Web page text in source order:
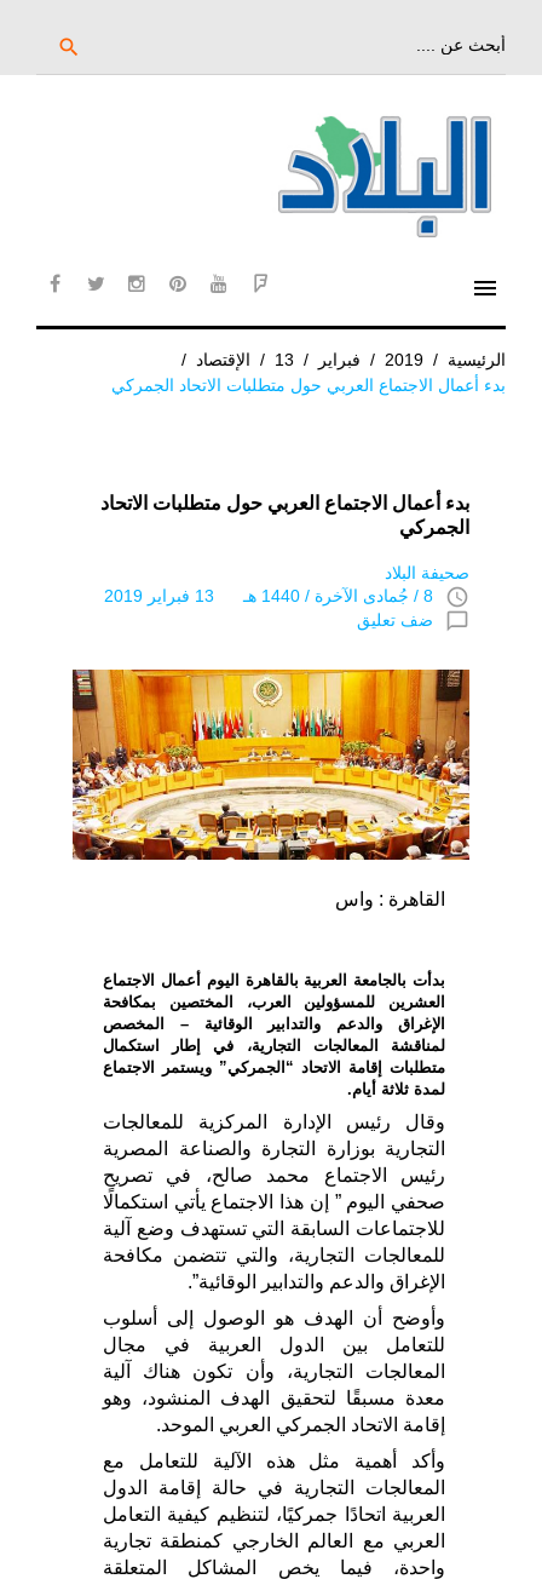
search
menu
الرئيسية /
2019
/ فبراير /
13
/ الإقتصاد
/
بدء أعمال الاجتماع العربي حول متطلبات الاتحاد الجمركي
بدء أعمال الاجتماع العربي حول متطلبات الاتحاد
الجمركي
صحيفة البلاد
access_time 8 / جُمادى اﻵخرة / 1440 هـ 13 فبراير 2019
chat_bubble_outline ضف تعليق
القاهرة : واس
بدأت بالجامعة العربية بالقاهرة اليوم أعمال الاجتماع
العشرين للمسؤولين العرب، المختصين بمكافحة
الإغراق والدعم والتدابير الوقائية – المخصص
لمناقشة المعالجات التجارية، في إطار استكمال
متطلبات إقامة الاتحاد “الجمركي” ويستمر الاجتماع
لمدة ثلاثة أيام.
وقال رئيس الإدارة المركزية للمعالجات
التجارية بوزارة التجارة والصناعة المصرية
رئيس الاجتماع محمد صالح، في تصريح
صحفي اليوم ” إن هذا الاجتماع يأتي استكمالًا
للاجتماعات السابقة التي تستهدف وضع آلية
للمعالجات التجارية، والتي تتضمن مكافحة
الإغراق والدعم والتدابير الوقائية”.
وأوضح أن الهدف هو الوصول إلى أسلوب
للتعامل بين الدول العربية في مجال
المعالجات التجارية، وأن تكون هناك آلية
معدة مسبقًا لتحقيق الهدف المنشود، وهو
إقامة الاتحاد الجمركي العربي الموحد.
وأكد أهمية مثل هذه الآلية للتعامل مع
المعالجات التجارية في حالة إقامة الدول
العربية اتحادًا جمركيًا، لتنظيم كيفية التعامل
العربي مع العالم الخارجي كمنطقة تجارية
واحدة، فيما يخص المشاكل المتعلقة